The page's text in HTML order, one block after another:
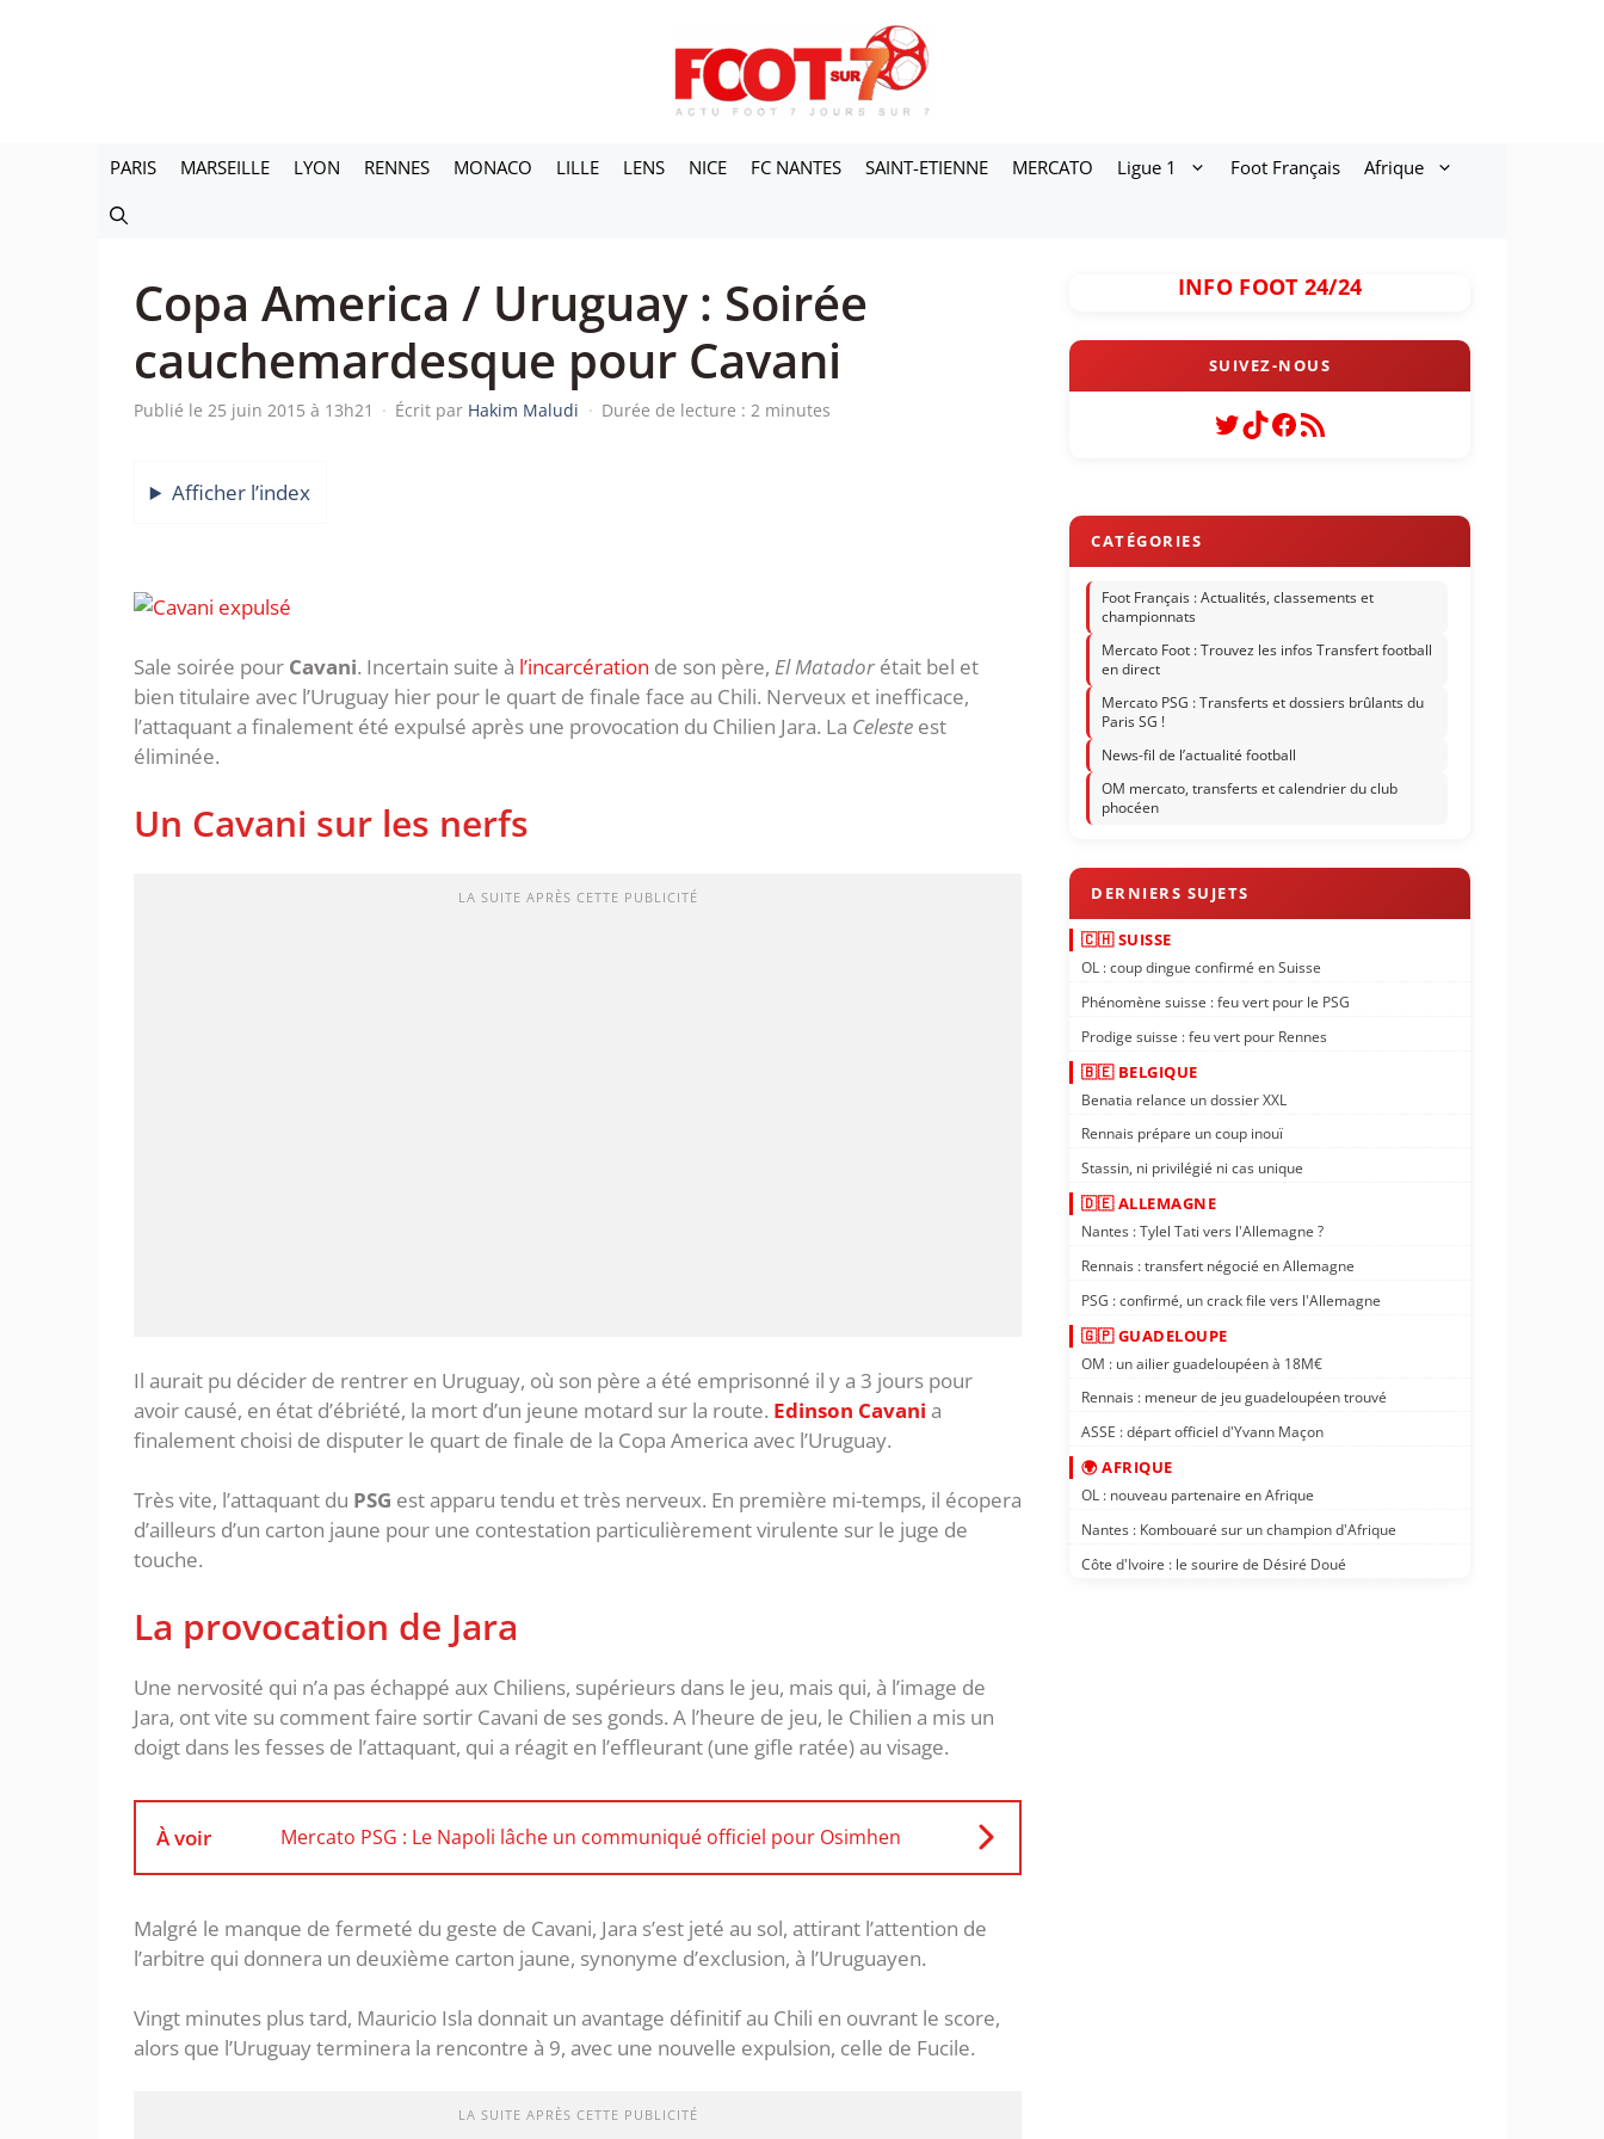
PARIS MARSEILLE LYON RENNES MONACO LILLE LENS NICE FC NANTES SAINT-ETIENNE MERCATO Ligue 1 Foot Français Afrique
Copa America / Uruguay : Soirée
cauchemardesque pour Cavani
Publié le 25 juin 2015 à 13h21 · Écrit par Hakim Maludi · Durée de lecture : 2 minutes
Afficher l’index
Sale soirée pour Cavani. Incertain suite à l’incarcération de son père, El Matador était bel et
bien titulaire avec l’Uruguay hier pour le quart de finale face au Chili. Nerveux et inefficace,
l’attaquant a finalement été expulsé après une provocation du Chilien Jara. La Celeste est
éliminée.
Un Cavani sur les nerfs
LA SUITE APRÈS CETTE PUBLICITÉ
Il aurait pu décider de rentrer en Uruguay, où son père a été emprisonné il y a 3 jours pour
avoir causé, en état d’ébriété, la mort d’un jeune motard sur la route. Edinson Cavani a
finalement choisi de disputer le quart de finale de la Copa America avec l’Uruguay.
Très vite, l’attaquant du PSG est apparu tendu et très nerveux. En première mi-temps, il écopera
d’ailleurs d’un carton jaune pour une contestation particulièrement virulente sur le juge de
touche.
La provocation de Jara
Une nervosité qui n’a pas échappé aux Chiliens, supérieurs dans le jeu, mais qui, à l’image de
Jara, ont vite su comment faire sortir Cavani de ses gonds. A l’heure de jeu, le Chilien a mis un
doigt dans les fesses de l’attaquant, qui a réagit en l’effleurant (une gifle ratée) au visage.
À voir Mercato PSG : Le Napoli lâche un communiqué officiel pour Osimhen
Malgré le manque de fermeté du geste de Cavani, Jara s’est jeté au sol, attirant l’attention de
l’arbitre qui donnera un deuxième carton jaune, synonyme d’exclusion, à l’Uruguayen.
Vingt minutes plus tard, Mauricio Isla donnait un avantage définitif au Chili en ouvrant le score,
alors que l’Uruguay terminera la rencontre à 9, avec une nouvelle expulsion, celle de Fucile.
LA SUITE APRÈS CETTE PUBLICITÉ
INFO FOOT 24/24
Twitter
TikTok
Facebook
Flux RSS
Foot Français : Actualités, classements et
championnats
Mercato Foot : Trouvez les infos Transfert football
en direct
Mercato PSG : Transferts et dossiers brûlants du
Paris SG !
News-fil de l’actualité football
OM mercato, transferts et calendrier du club
phocéen
🇨🇭 SUISSE
OL : coup dingue confirmé en Suisse
Phénomène suisse : feu vert pour le PSG
Prodige suisse : feu vert pour Rennes
🇧🇪 BELGIQUE
Benatia relance un dossier XXL
Rennais prépare un coup inouï
Stassin, ni privilégié ni cas unique
🇩🇪 ALLEMAGNE
Nantes : Tylel Tati vers l'Allemagne ?
Rennais : transfert négocié en Allemagne
PSG : confirmé, un crack file vers l'Allemagne
🇬🇵 GUADELOUPE
OM : un ailier guadeloupéen à 18M€
Rennais : meneur de jeu guadeloupéen trouvé
ASSE : départ officiel d'Yvann Maçon
🌍 AFRIQUE
OL : nouveau partenaire en Afrique
Nantes : Kombouaré sur un champion d'Afrique
Côte d'Ivoire : le sourire de Désiré Doué